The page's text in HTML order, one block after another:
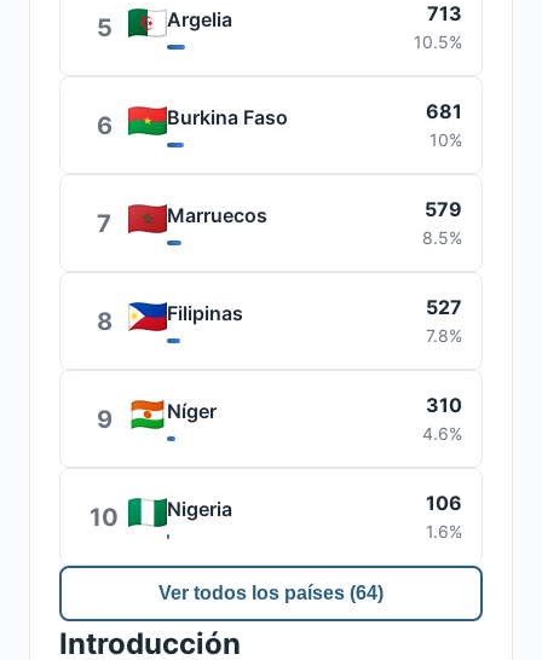
5 Argelia 713
10.5%
6 Burkina Faso 681
10%
7 Marruecos 579
8.5%
8 Filipinas 527
7.8%
9 Níger 310
4.6%
10 Nigeria 106
1.6%
Ver todos los países (64)
Introducción